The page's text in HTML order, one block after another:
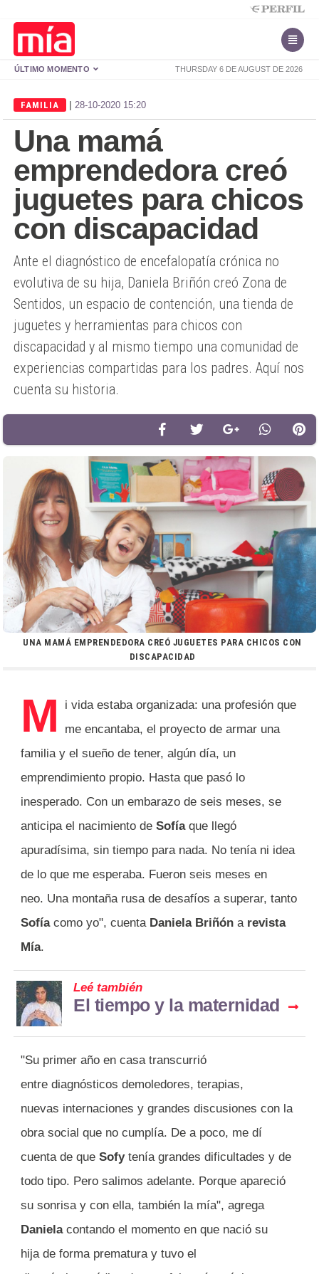
THURSDAY 6 DE AUGUST DE 2026
ÚLTIMO MOMENTO
FAMILIA | 28-10-2020 15:20
Una mamá
emprendedora creó
juguetes para chicos
con discapacidad
Ante el diagnóstico de encefalopatía crónica no
evolutiva de su hija, Daniela Briñón creó Zona de
Sentidos, un espacio de contención, una tienda de
juguetes y herramientas para chicos con
discapacidad y al mismo tiempo una comunidad de
experiencias compartidas para los padres. Aquí nos
cuenta su historia.
UNA MAMÁ EMPRENDEDORA CREÓ JUGUETES PARA CHICOS CON
DISCAPACIDAD
M
i vida estaba organizada: una profesión que
me encantaba, el proyecto de armar una
familia y el sueño de tener, algún día, un
emprendimiento propio. Hasta que pasó lo
inesperado. Con un embarazo de seis meses, se
anticipa el nacimiento de Sofíaque llegó
apuradísima, sin tiempo para nada. No tenía ni idea
de lo que me esperaba. Fueron seis meses en
neo. Una montaña rusa de desafíos a superar, tanto
Sofía como yo", cuenta Daniela Briñón a revista
Mía.
Leé también
El tiempo y la maternidad
"Su primer año en casa transcurrió
entre diagnósticos demoledores, terapias,
nuevas internaciones y grandes discusiones con la
obra social que no cumplía. De a poco, me dí
cuenta de que Sofy tenía grandes dificultades y de
todo tipo. Pero salimos adelante. Porque apareció
su sonrisa y con ella, también la mía", agrega
Daniela contando el momento en que nació su
hija de forma prematura y tuvo el